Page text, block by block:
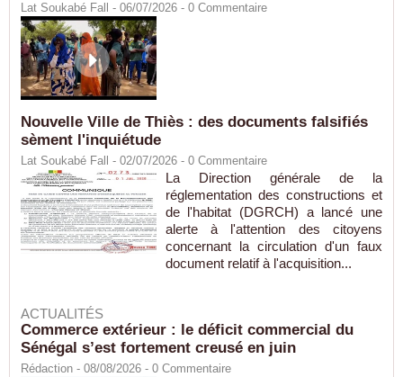
Lat Soukabé Fall - 06/07/2026 - 0 Commentaire
Nouvelle Ville de Thiès : des documents falsifiés
sèment l'inquiétude
Lat Soukabé Fall - 02/07/2026 - 0 Commentaire
La Direction générale de la
réglementation des constructions et
de l'habitat (DGRCH) a lancé une
alerte à l'attention des citoyens
concernant la circulation d'un faux
document relatif à l'acquisition...
ACTUALITÉS
Commerce extérieur : le déficit commercial du
Sénégal s’est fortement creusé en juin
Rédaction - 08/08/2026 - 0 Commentaire